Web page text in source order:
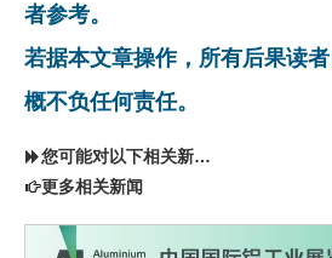
者参考。
若据本文章操作，所有后果读
概不负任何责任。
您可能对以下相关新闻同样感兴趣
更多相关新闻